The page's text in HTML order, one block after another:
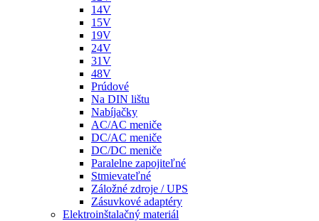
14V
15V
19V
24V
31V
48V
Prúdové
Na DIN lištu
Nabíjačky
AC/AC meniče
DC/AC meniče
DC/DC meniče
Paralelne zapojiteľné
Stmievateľné
Záložné zdroje / UPS
Zásuvkové adaptéry
Elektroinštalačný materiál